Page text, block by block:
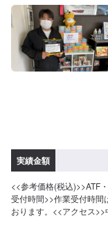
実績金額
<<参考価格(税込)>>ATF
受付時間>>作業受付時
おります。<<アクセス>>